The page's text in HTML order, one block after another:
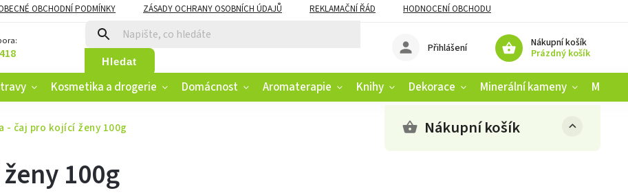
OBCHODNÍ PODMÍNKY ZÁSADY OCHRANY OSOBNÍCH ÚDAJŮ REKLAMAČNÍ ŘÁD
HODNOCENÍ OBCHODU
VĚRNOSTNÍ PROGRAM
Hledat
Nákupní košík
Prázdný košík
Přihlášení
Kosmetika a drogerie Domácnost Aromaterapie Knihy Dekorace Minerální kameny
- čaj pro kojící ženy 100g Nákupní košík
100g